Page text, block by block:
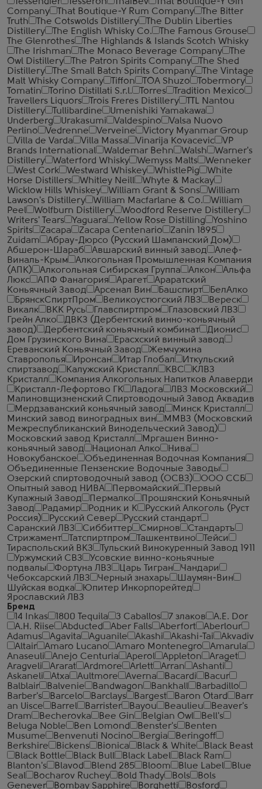
Company
That Boutique-Y Rum Company
The Bitter
Truth
The Cotswolds Distillery
The Dublin Liberties
Distillery
The English Whisky Co.
The Famous Grouse
The Glenrothes
The Highlands & Islands Scotch Whisky
The Irishman
The Monaco Beverage Company
The
Owl Distillery
The Patron Spirits Company
The Shed
Distillery
The Small Batch Spirits Company
The Vintage
Malt Whisky Company
Tiffon TOA Shuzo
Tobermory
Tomatin
Torino Distillati S.r.l. Torres
Tradition Mexico
Travellers Liquors
Trois Freres Distillery
TTL Nantou
Distillery
Tullibardine
Umenishiki Yamakawa
Underberg
Urakasumi Valdespino
Valsa Nuovo
Perlino
Vedrenne Verveine
Victory Myanmar Group
Villa de Varda
Villa Massa Vinarija Kovacevic
VP
Brands International
Waldemar Behn Walsh
Warner's
Distillery
Waterford Whisky Wemyss Malts
Wenneker
West Cork
Westward Whiskey WhistlePig
White
Horse Distillers
Whitley Neill
Whyte & Mackay
Wicklow Hills Whiskey
William Grant & Sons
William
Lawson's Distillery
William Macfarlane & Co.
William
Peel
Wolfburn Distillery
Woodford Reserve Distillery
Writers' Tears
Yaguara Yellow Rose Distilling
Yoshino
Spirits
Zacapa Zacapa Centenario
Zanin 1895
Zuidam
Абрау-Дюрсо (Русский Шампанский Дом)
Абшерон-Шараб
Авшарский винный завод
Алеф-
Виналь-Крым
Алкогольная Промышленная Компания
(АПК)
Алкогольная Сибирская Группа Алкон
Альфа
Люкс
АПФ Фанагория Арагет
Араратский
Коньячный Завод
Арсенал Вин Башспирт
БелАлко
БрянскСпиртПром
Великоустюгский ЛВЗ
Вереск
Викалк
ВКК Русь Главспиртпром
Глазовский ЛВЗ
Грейн Алко
ДВКЗ (Дербентский винно-коньячный
завод)
Дербентский коньячный комбинат
Дионис
Дом Грузинского Вина
Ерасхский винный завод
Ереванский Коньячный Завод
Жемчужина
Ставрополья
Иронсан Итар Глобал
Иткульский
спиртзавод
Калужский Кристалл КВС
КЛВЗ
Кристалл
Компания Алкогольных Напитков Алаверди
Кристалл-Лефортово ГК
Ладога
ЛВЗ Московский
Малиновщизненский Спиртоводочный Завод Аквадив
Мердзаванский коньячный завод
Минск Кристалл
Минский завод виноградных вин
ММВЗ (Московский
Межреспубликанский Винодельческий Завод)
Московский завод Кристалл
Мргашен Винно-
коньячный завод
Национал Алко
Нива
Новокубанское
Объединенная Водочная Компания
Объединенные Пензенские Водочные Заводы
Озерский спиртоводочный завод (ОСВЗ)
ООО ССБ
Опытный завод НИВА
Первомайский
Первый
Купажный Завод
Пермалко
Прошянский Коньячный
Завод
Радамир Родник и К
Русский Алкоголь (Руст
Россия)
Русский Север
Русский стандарт
Саранский ЛВЗ
Сиббиттер Смирнов
Стандартъ
Стрижамент
Татспиртпром Ташкентвино
Тейси
Тираспольский ВКЗ
Тульский Винокуренный Завод 1911
Уржумский СВЗ
Усовские винно-коньячные
подвалы
Фортуна ЛВЗ Царь Тигран
Чандари
Чебоксарский ЛВЗ
Черный знахарь
Шаумян-Вин
Шуйская водка
Юпитер Инкорпорейтед
Ярославский ЛВЗ
Бренд
14 Inkas
1800 Tequila 3 Caballos 7 злаков
A.E. Dor
A.H. Riise
Abducted Aber Falls Aberfort
Aberlour
Adamus
Agavita Aguanile Akashi Akashi-Tai
Akvadiv
Altair
Amaro Lucano Amaro Montenegro
Amarula
Anaseuli
Anejo Centuria Aperol Appleton
Araget
Aragveli
Ararat Ardmore Arlett Arran
Ashanti
Askaneli
Atxa Aultmore Averna Bacardi
Bacur
Balblair
Balvenie Bandwagon Bankhall
Barbadillo
Barber's
Barcelo Barclays Bargest Baron Otard
Barr
an Uisce
Barrel Barrister Bayou Beaulieu
Beaver's
Dram
Becherovka Bee Gin Belgian Owl
Bell's
Beluga Noble
Ben Lomond Benster's
Benten
Musume
Benvenuti Nocino Bergia
Beringoff
Berkshire
Bickens Bionica Black & White
Black Beast
Black Bottle
Black Bull Black Label
Black Ram
Blanton's
Blavod Blend 285 Bloom Blue Label
Blue
Seal
Bocharov Ruchey Bold Thady Bols
Bols
Genever
Bombay Sapphire Borghetti
Bosford